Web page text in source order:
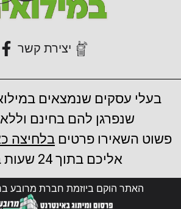
יצירת קשר
בעלי עסקים שנמצאים
שנפרגן להם בחינם
פשוט השאירו פרטים בלחיצה
אליכם בתוך 24 שעות בלבד.
האתר הוקם ביוזמת חברת מרובע